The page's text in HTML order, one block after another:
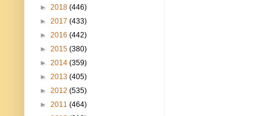
► 2018 (446)
► 2017 (433)
► 2016 (442)
► 2015 (380)
► 2014 (359)
► 2013 (405)
► 2012 (535)
► 2011 (464)